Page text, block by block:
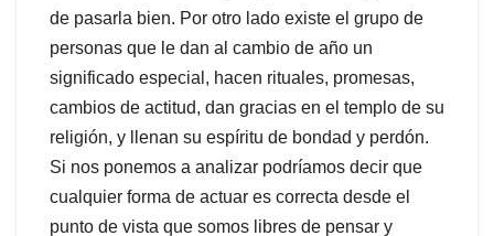
de pasarla bien. Por otro lado existe el grupo de
personas que le dan al cambio de año un
significado especial, hacen rituales, promesas,
cambios de actitud, dan gracias en el templo de su
religión, y llenan su espíritu de bondad y perdón.
Si nos ponemos a analizar podríamos decir que
cualquier forma de actuar es correcta desde el
punto de vista que somos libres de pensar y